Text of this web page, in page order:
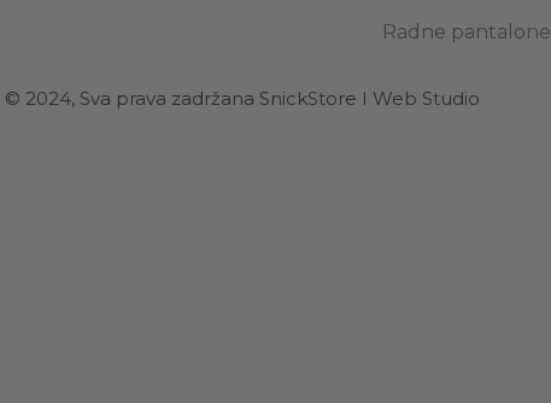
Radne pantalone
© 2024, Sva prava zadržana SnickStore I Web Studio